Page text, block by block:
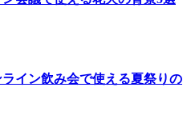
イン飲み会で使える夏祭りの